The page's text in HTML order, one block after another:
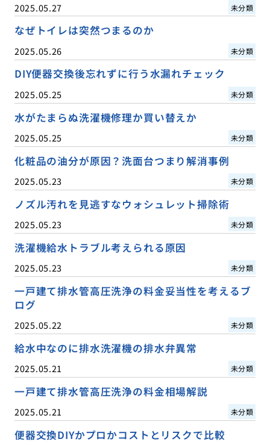
2025.05.27 未分類
なぜトイレは突然つまるのか
2025.05.26 未分類
DIY便器交換後忘れずに行う水漏れチェック
2025.05.25 未分類
水がたまらぬ洗濯機修理か買い替えか
2025.05.25 未分類
化粧品の油分が原因？洗面台つまり解消事例
2025.05.23 未分類
ノズル汚れを見逃すなウォシュレット掃除術
2025.05.23 未分類
洗濯機給水トラブル考えられる原因
2025.05.23 未分類
一戸建て排水管高圧洗浄の料金妥当性を考えるブ
ログ
2025.05.22 未分類
給水中なのに排水洗濯機の排水弁異常
2025.05.21 未分類
一戸建て排水管高圧洗浄の料金相場解説
2025.05.21 未分類
便器交換DIYかプロかコストとリスクで比較